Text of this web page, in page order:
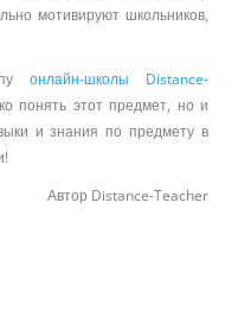
мотивируют школьников,
онлайн-школы Distance-
понять этот предмет, но и
и знания по предмету в
Автор Distance-Teacher